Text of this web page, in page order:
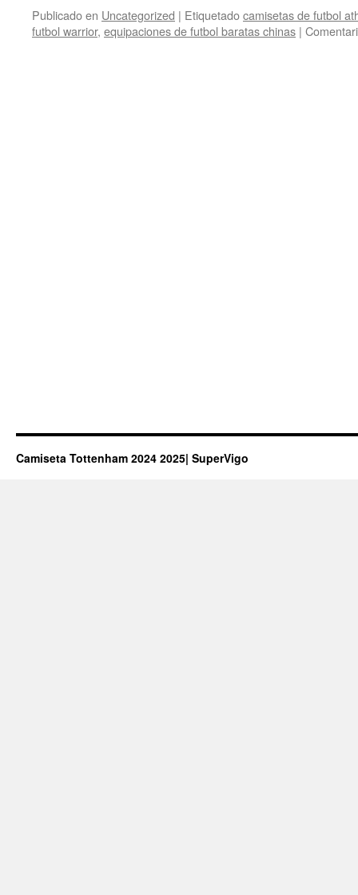
Publicado en Uncategorized | Etiquetadocamisetas de futbol
futbol warrior, equipaciones de futbol baratas chinas |
Camiseta Tottenham 2024 2025| SuperVigo